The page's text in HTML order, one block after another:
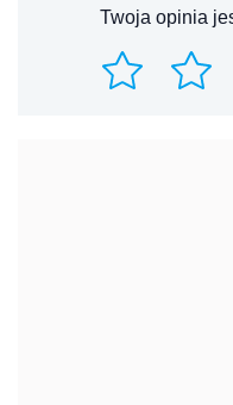
Twoja opinia